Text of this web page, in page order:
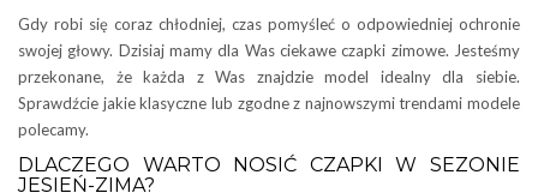
Gdy robi się coraz chłodniej, czas pomyśleć o odpowiedniej ochronie
swojej głowy. Dzisiaj mamy dla Was ciekawe czapki zimowe. Jesteśmy
przekonane, że każda z Was znajdzie model idealny dla siebie.
Sprawdźcie jakie klasyczne lub zgodne z najnowszymi trendami modele
polecamy.
DLACZEGO WARTO NOSIĆ CZAPKI W SEZONIE
JESIEŃ-ZIMA?